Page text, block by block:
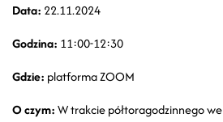
Data: 22.11.2024
Godzina: 11:00-12:30
Gdzie: platforma ZOOM
O czym:W trakcie półtoragodzinnego